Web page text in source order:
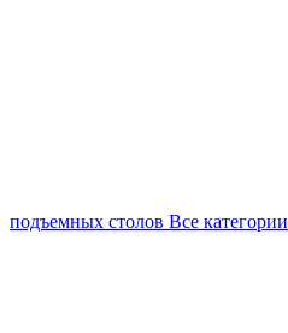
подъемных столов Все категории